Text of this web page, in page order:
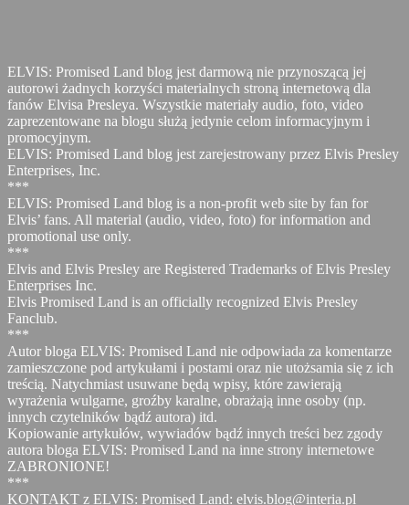
ELVIS: Promised Land blog jest darmową nie przynoszącą jej
autorowi żadnych korzyści materialnych stroną internetową dla
fanów Elvisa Presleya. Wszystkie materiały audio, foto, video
zaprezentowane na blogu służą jedynie celom informacyjnym i
promocyjnym.
ELVIS: Promised Land blog jest zarejestrowany przez Elvis Presley
Enterprises, Inc.
***
ELVIS: Promised Land blog is a non-profit web site by fan for
Elvis’ fans. All material (audio, video, foto) for information and
promotional use only.
***
Elvis and Elvis Presley are Registered Trademarks of Elvis Presley
Enterprises Inc.
Elvis Promised Land is an officially recognized Elvis Presley
Fanclub.
***
Autor bloga ELVIS: Promised Land nie odpowiada za komentarze
zamieszczone pod artykułami i postami oraz nie utożsamia się z ich
treścią. Natychmiast usuwane będą wpisy, które zawierają
wyrażenia wulgarne, groźby karalne, obrażają inne osoby (np.
innych czytelników bądź autora) itd.
Kopiowanie artykułów, wywiadów bądź innych treści bez zgody
autora bloga ELVIS: Promised Land na inne strony internetowe
ZABRONIONE!
***
KONTAKT z ELVIS: Promised Land: elvis.blog@interia.pl